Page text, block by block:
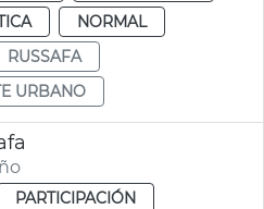
NORMAL
RUSSAFA
URBANO
PARTICIPACIÓN